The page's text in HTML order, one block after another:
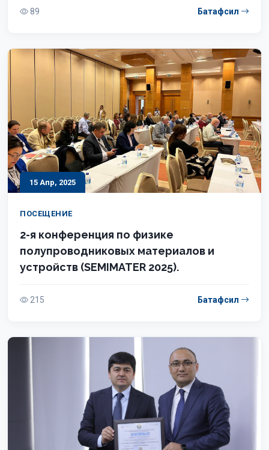
89 Батафсил
15 Апр, 2025
ПОСЕЩЕНИЕ
2-я конференция по физике
полупроводниковых материалов и
устройств (SEMIMATER 2025).
215 Батафсил